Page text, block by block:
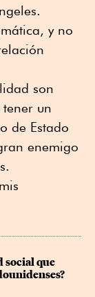
y no
son
un
de Estado
enemigo
social que